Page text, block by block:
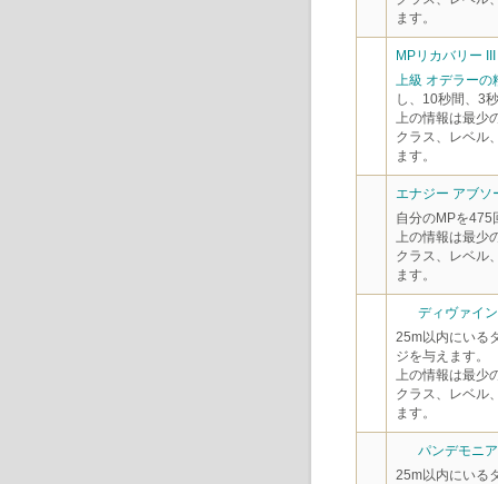
ます。
MPリカバリー III
上級 オデラーの
し、10秒間、3
上の情報は最少
クラス、レベル
ます。
エナジー アブソ
自分のMPを475
上の情報は最少
クラス、レベル
ます。
ディヴァイ
25m以内にいる
ジを与えます。
上の情報は最少
クラス、レベル
ます。
パンデモニ
25m以内にいる